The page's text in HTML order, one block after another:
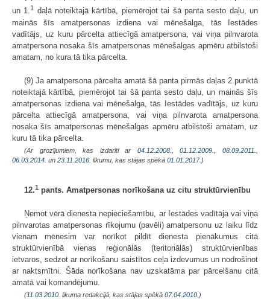
un 1.1
daļā noteiktajā kārtībā, piemērojot tai šā panta sesto daļu, un
mainās šīs amatpersonas izdiena vai mēnešalga, tās Iestādes
vadītājs, uz kuru pārcelta attiecīgā amatpersona, vai viņa pilnvarota
amatpersona nosaka šīs amatpersonas mēnešalgas apmēru atbilstoši
amatam, no kura tā tika pārcelta.
(9) Ja amatpersona pārcelta amatā šā panta pirmās daļas 2.punktā
noteiktajā kārtībā, piemērojot tai šā panta sesto daļu, un mainās šīs
amatpersonas izdiena vai mēnešalga, tās Iestādes vadītājs, uz kuru
pārcelta attiecīgā amatpersona, vai viņa pilnvarota amatpersona
nosaka šīs amatpersonas mēnešalgas apmēru atbilstoši amatam, uz
kuru tā tika pārcelta.
(Ar grozījumiem, kas izdarīti ar 04.12.2008. ,01.12.2009. ,08.09.2011.
06.03.2014. un 23.11.2016 . likumu, kas stājas spēkā 01.01.2017. )
12.1 pants. Amatpersonas norīkošana uz citu struktūrvienību
Ņemot vērā dienesta nepieciešamību, ar Iestādes vadītāja vai viņa
pilnvarotas amatpersonas rīkojumu (pavēli) amatpersonu uz laiku līdz
vienam mēnesim var norīkot pildīt dienesta pienākumus citā
struktūrvienībā vienas reģionālās (teritoriālās) struktūrvienības
ietvaros, sedzot ar norīkošanu saistītos ceļa izdevumus un nodrošinot
ar naktsmītni. Šāda norīkošana nav uzskatāma par pārcelšanu citā
amatā vai komandējumu.
(11.03.2010 . likuma redakcijā, kas stājas spēkā 07.04.2010. )